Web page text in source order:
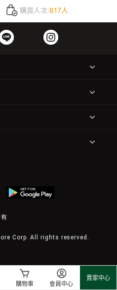
購物車 會員中心
賣家中心
購買人次:817人
Corp. All rights reserved.